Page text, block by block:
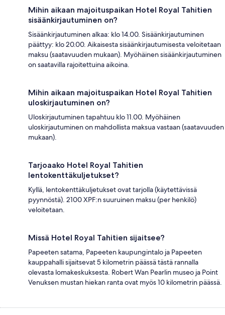
Mihin aikaan majoituspaikan Hotel Royal Tahitien
sisäänkirjautuminen on?
Sisäänkirjautuminen alkaa: klo 14.00. Sisäänkirjautuminen
päättyy: klo 20.00. Aikaisesta sisäänkirjautumisesta veloitetaan
maksu (saatavuuden mukaan). Myöhäinen sisäänkirjautuminen
on saatavilla rajoitettuina aikoina.
Mihin aikaan majoituspaikan Hotel Royal Tahitien
uloskirjautuminen on?
Uloskirjautuminen tapahtuu klo 11.00. Myöhäinen
uloskirjautuminen on mahdollista maksua vastaan (saatavuuden
mukaan).
Tarjoaako Hotel Royal Tahitien
lentokenttäkuljetukset?
Kyllä, lentokenttäkuljetukset ovat tarjolla (käytettävissä
pyynnöstä). 2100 XPF:n suuruinen maksu (per henkilö)
veloitetaan.
Missä Hotel Royal Tahitien sijaitsee?
Papeeten satama, Papeeten kaupungintalo ja Papeeten
kauppahalli sijaitsevat 5 kilometrin päässä tästä rannalla
olevasta lomakeskuksesta. Robert Wan Pearlin museo ja Point
Venuksen mustan hiekan ranta ovat myös 10 kilometrin päässä.